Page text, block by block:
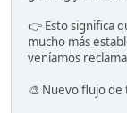
👉 Esto significa
mucho más
veníamos
🎨 Nuevo flujo